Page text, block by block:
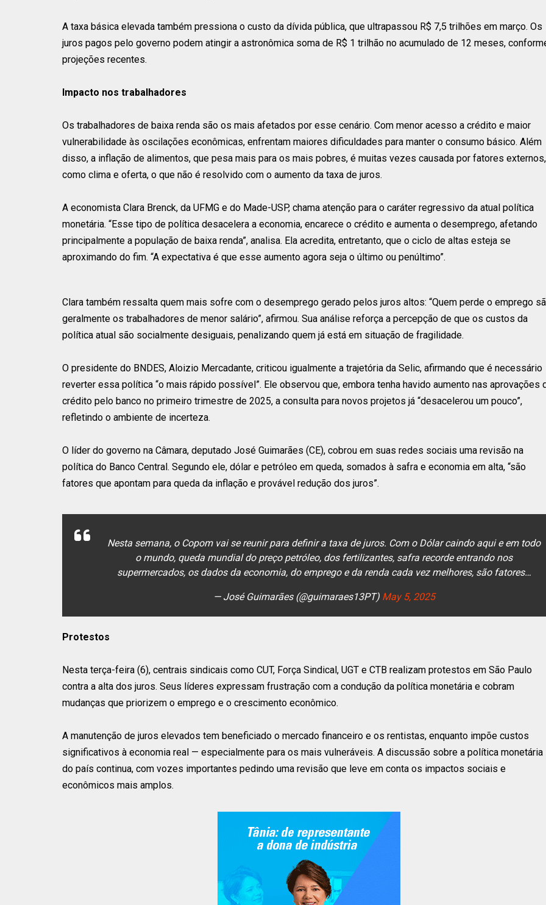
A taxa básica elevada também pressiona o custo da dívida pública, que ultrapassou R$ 7,5 trilhões em março. Os
juros pagos pelo governo podem atingir a astronômica soma de R$ 1 trilhão no acumulado de 12 meses,
projeções recentes.
Impacto nos trabalhadores
Os trabalhadores de baixa renda são os mais afetados por esse cenário. Com menor acesso a crédito e maior
vulnerabilidade às oscilações econômicas, enfrentam maiores dificuldades para manter o consumo básico. Além
disso, a inflação de alimentos, que pesa mais para os mais pobres, é muitas vezes causada por fatores externos,
como clima e oferta, o que não é resolvido com o aumento da taxa de juros.
A economista Clara Brenck, da UFMG e do Made-USP, chama atenção para o caráter regressivo da atual política
monetária. “Esse tipo de política desacelera a economia, encarece o crédito e aumenta o desemprego, afetando
principalmente a população de baixa renda”, analisa. Ela acredita, entretanto, que o ciclo de altas esteja se
aproximando do fim. “A expectativa é que esse aumento agora seja o último ou penúltimo”.
Clara também ressalta quem mais sofre com o desemprego gerado pelos juros altos: “Quem perde o emprego
geralmente os trabalhadores de menor salário”, afirmou. Sua análise reforça a percepção de que os custos da
política atual são socialmente desiguais, penalizando quem já está em situação de fragilidade.
O presidente do BNDES, Aloizio Mercadante, criticou igualmente a trajetória da Selic, afirmando que é necessário
reverter essa política “o mais rápido possível”. Ele observou que, embora tenha havido aumento nas aprovações
crédito pelo banco no primeiro trimestre de 2025, a consulta para novos projetos já “desacelerou um pouco”,
refletindo o ambiente de incerteza.
O líder do governo na Câmara, deputado José Guimarães (CE), cobrou em suas redes sociais uma revisão na
política do Banco Central. Segundo ele, dólar e petróleo em queda, somados à safra e economia em alta, “são
fatores que apontam para queda da inflação e provável redução dos juros”.
Nesta semana, o Copom vai se reunir para definir a taxa de juros. Com o Dólar caindo aqui e em todo
o mundo, queda mundial do preço petróleo, dos fertilizantes, safra recorde entrando nos
supermercados, os dados da economia, do emprego e da renda cada vez melhores, são fatores…
— José Guimarães (@guimaraes13PT) May 5, 2025
Protestos
Nesta terça-feira (6), centrais sindicais como CUT, Força Sindical, UGT e CTB realizam protestos em São Paulo
contra a alta dos juros. Seus líderes expressam frustração com a condução da política monetária e cobram
mudanças que priorizem o emprego e o crescimento econômico.
A manutenção de juros elevados tem beneficiado o mercado financeiro e os rentistas, enquanto impõe custos
significativos à economia real — especialmente para os mais vulneráveis. A discussão sobre a política monetária
do país continua, com vozes importantes pedindo uma revisão que leve em conta os impactos sociais e
econômicos mais amplos.